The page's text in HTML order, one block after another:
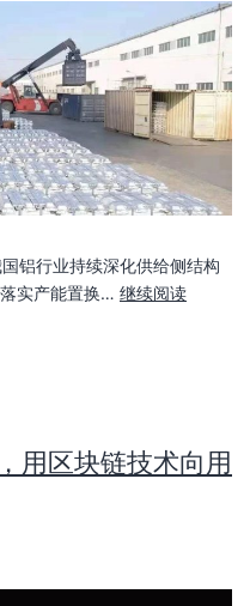
铝行业持续深化供给侧结构
实产能置换… 继续阅读
用区块链技术向用